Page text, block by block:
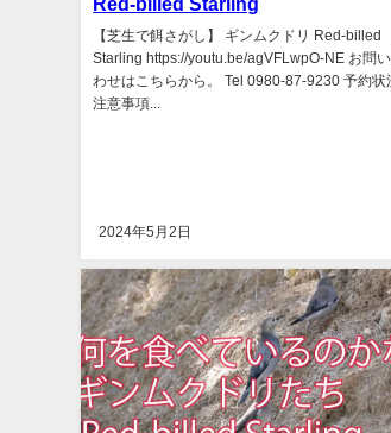
Red-billed Starling
【芝生で餌さがし】 ギンムクドリ Red-billed
Starling https://youtu.be/agVFLwpO-NE お問
わせはこちらから。 Tel 0980-87-9230 予約状
注意事項...
2024年5月2日